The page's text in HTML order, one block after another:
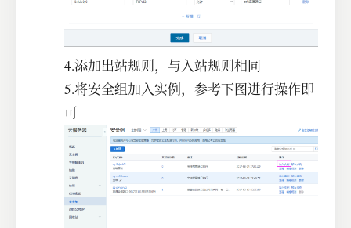
4.添加出站规则，与入站规则相同
5.将安全组加入实例，参考下图进行操作即
可